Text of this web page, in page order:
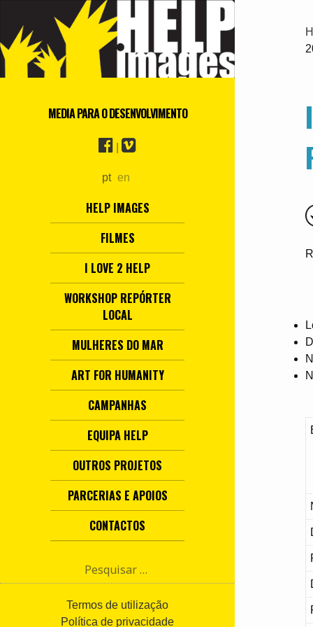
MEDIA PARA O DESENVOLVIMENTO
pt en
HELP IMAGES
FILMES
I LOVE 2 HELP
WORKSHOP REPÓRTER
LOCAL
MULHERES DO MAR
ART FOR HUMANITY
CAMPANHAS
EQUIPA HELP
OUTROS PROJETOS
PARCERIAS E APOIOS
CONTACTOS
s
Termos de utilização
Política de privacidade